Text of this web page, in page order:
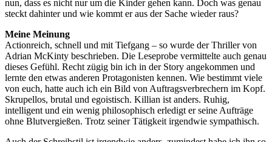
nun, dass es nicht nur um die Kinder gehen kann. Doch was genau
steckt dahinter und wie kommt er aus der Sache wieder raus?
Meine Meinung
Actionreich, schnell und mit Tiefgang – so wurde der Thriller von
Adrian McKinty beschrieben. Die Leseprobe vermittelte auch genau
dieses Gefühl. Recht zügig bin ich in der Story angekommen und
lernte den etwas anderen Protagonisten kennen. Wie bestimmt viele
von euch, hatte auch ich ein Bild von Auftragsverbrechern im Kopf.
Skrupellos, brutal und egoistisch. Killian ist anders. Ruhig,
intelligent und ein wenig philosophisch erledigt er seine Aufträge
ohne Blutvergießen. Trotz seiner Tätigkeit irgendwie sympathisch.